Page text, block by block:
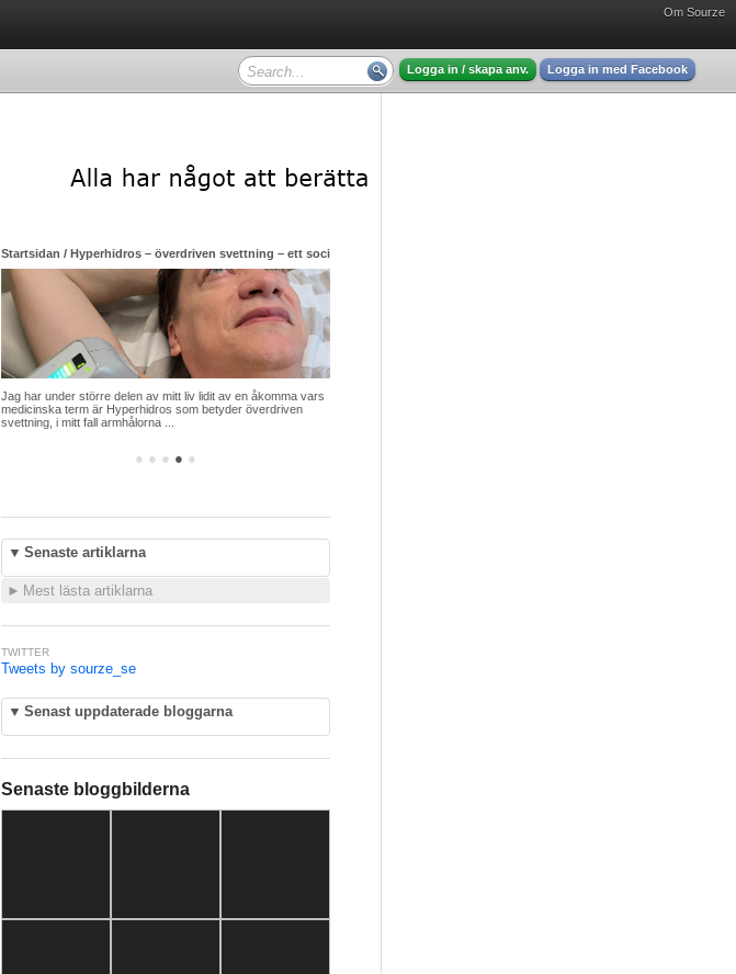
Om Sourze
Logga in / skapa anv. Logga in med Facebook
● ● ● ● ●
Startsidan / Hyperhidros – överdriven svettning – ett socialt gissel men hjälp finns att få
Jag har under större delen av mitt liv lidit av en åkomma vars
medicinska term är Hyperhidros som betyder överdriven
svettning, i mitt fall armhålorna ...
▼ Senaste artiklarna
► Mest lästa artiklarna
TWITTER
Tweets by sourze_se
▼ Senast uppdaterade bloggarna
Senaste bloggbilderna